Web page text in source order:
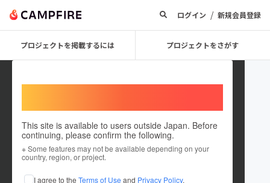
ログイン / 新規会員登録
プロジェクトを掲載するには プロジェクトをさがす
This site is available to users outside Japan. Before
continuing, please confirm the following.
※ Some features may not be available depending on your
country, region, or project.
I agree to the Terms of Use and Privacy Policy.
fujigomusangyo